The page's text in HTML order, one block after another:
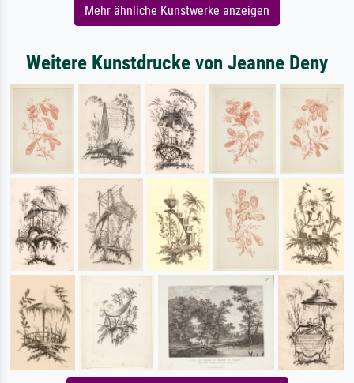
Mehr ähnliche Kunstwerke anzeigen
Weitere Kunstdrucke von Jeanne Deny